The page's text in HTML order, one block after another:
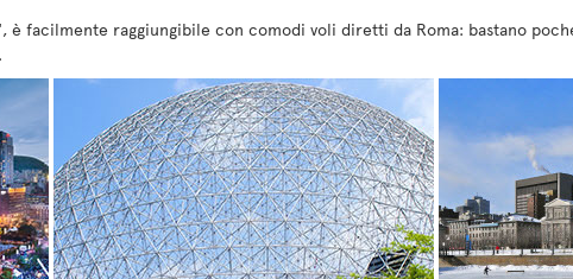
è facilmente raggiungibile con comodi voli diretti da Roma: bastano